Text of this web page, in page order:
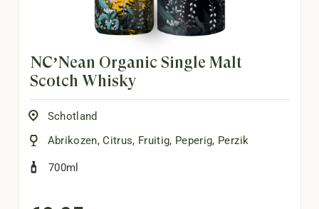
NC’Nean Organic Single Malt
Scotch Whisky
Schotland
Abrikozen,Citrus, Fruitig, Peperig, Perzik
700ml